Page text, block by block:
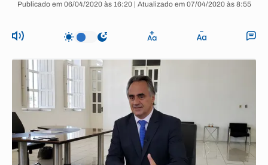
Publicado em 06/04/2020 às 16:20 | Atualizado em 07/04/2020 às 8:55